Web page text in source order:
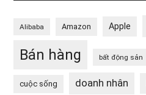
Alibaba Amazon Apple
Bán hàng bất động sản
cuộc sống doanh nhân